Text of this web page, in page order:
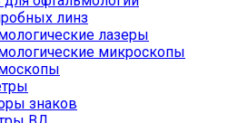
линз
лазеры
микроскопы
знаков